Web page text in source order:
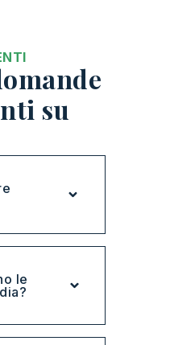
su
le